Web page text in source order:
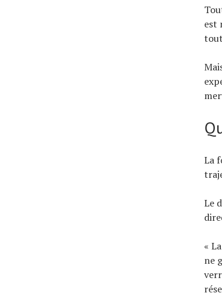
est
La
Le
«
ne